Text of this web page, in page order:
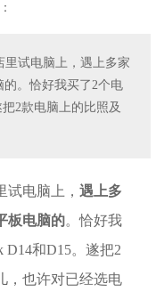
里试电脑上，遇上多家
。恰好我买了2个电
2款电脑上的比照及
试电脑上，遇上多
板电脑的。恰好我
D14和D15。遂把2
，也许对已经选电